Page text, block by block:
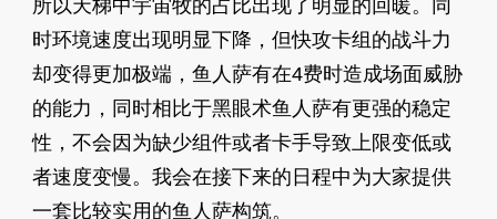
所以天梯中宇宙牧的占比出现了明显的回暖。同
时环境速度出现明显下降，但快攻卡组的战斗力
却变得更加极端，鱼人萨有在4费时造成场面威胁
的能力，同时相比于黑眼术鱼人萨有更强的稳定
性，不会因为缺少组件或者卡手导致上限变低或
者速度变慢。我会在接下来的日程中为大家提供
一套比较实用的鱼人萨构筑。